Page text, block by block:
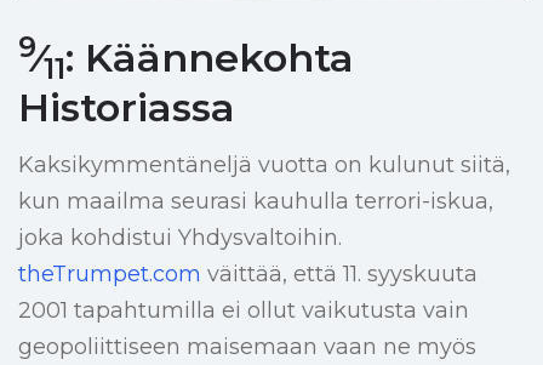
9⁄11: Käännekohta
Historiassa
Kaksikymmentäneljä vuotta on kulunut siitä,
kun maailma seurasi kauhulla terrori-iskua,
joka kohdistui Yhdysvaltoihin.
theTrumpet.com väittää, että 11. syyskuuta
2001 tapahtumilla ei ollut vaikutusta vain
geopoliittiseen maisemaan vaan ne myös